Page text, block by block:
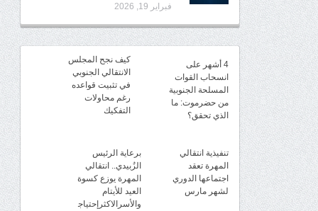
فبراير 19, 2026
4 أشهر على
انسحاب القوات
المسلحة الجنوبية
من حضرموت: ما
الذي تحقق؟
كيف نجح المجلس
الانتقالي الجنوبي
في تثبيت قواعده
رغم محاولات
التفكيك
تنفيذية انتقالي
المهرة تعقد
اجتماعها الدوري
لشهر مارس
برعاية الرئيس
الزُبيدي.. انتقالي
المهرة يوزع كسوة
العيد للأيتام
والأسرالاكثرإحتياج